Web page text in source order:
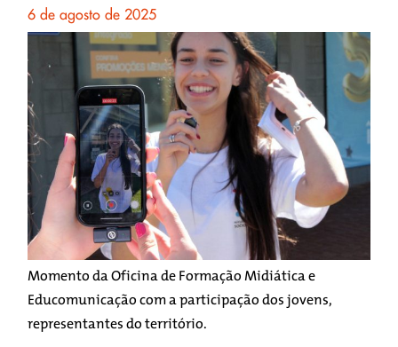
6 de agosto de 2025
Momento da Oficina de Formação Midiática e
Educomunicação com a participação dos jovens,
representantes do território.